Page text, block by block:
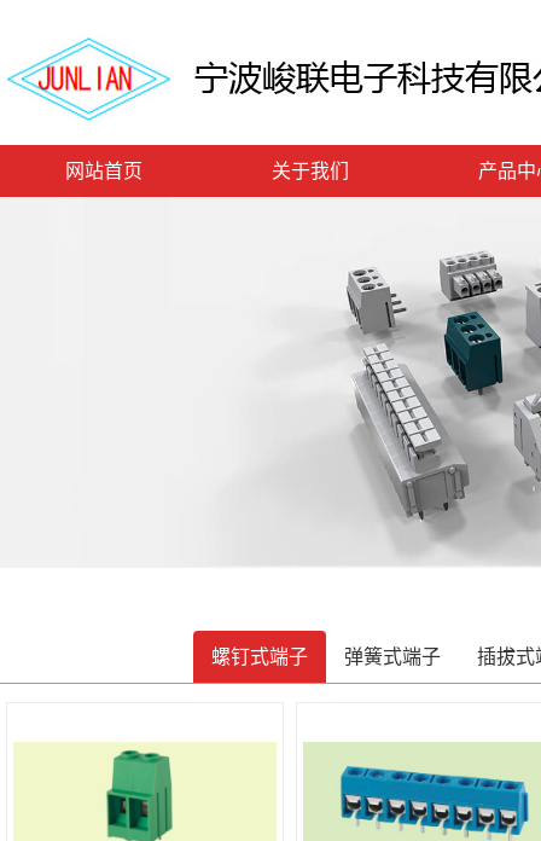
网站首页 关于我们 产品中
螺钉式端子 弹簧式端子 插拔式